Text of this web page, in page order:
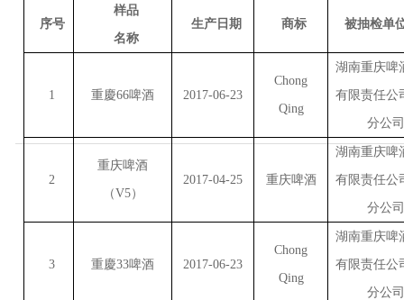
序号
样品
名称
生产日期 商标 被抽检单
1 重慶66啤酒 2017-06-23
Chong
Qing
湖南重庆啤
有限责任公
分公司
2
重庆啤酒
（V5）
2017-04-25 重庆啤酒
湖南重庆啤
有限责任公
分公司
3 重慶33啤酒 2017-06-23
Chong
Qing
湖南重庆啤
有限责任公
分公司